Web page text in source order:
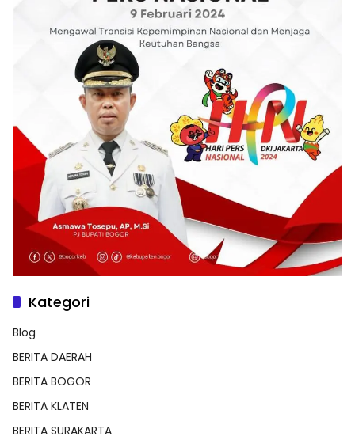
Kategori
Blog
BERITA DAERAH
BERITA BOGOR
BERITA KLATEN
BERITA SURAKARTA